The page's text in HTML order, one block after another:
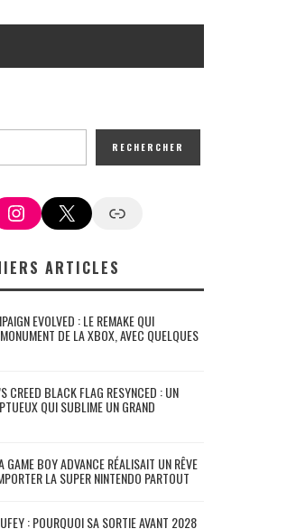
RECHERCHER
Instagram
X Google News
ARTICLES
EVOLVED : LE REMAKE QUI
DE LA XBOX, AVEC QUELQUES
CREED BLACK FLAG RESYNCED : UN
QUI SUBLIME UN GRAND
BOY ADVANCE RÉALISAIT UN RÊVE
LA SUPER NINTENDO PARTOUT
: POURQUOI SA SORTIE AVANT 2028